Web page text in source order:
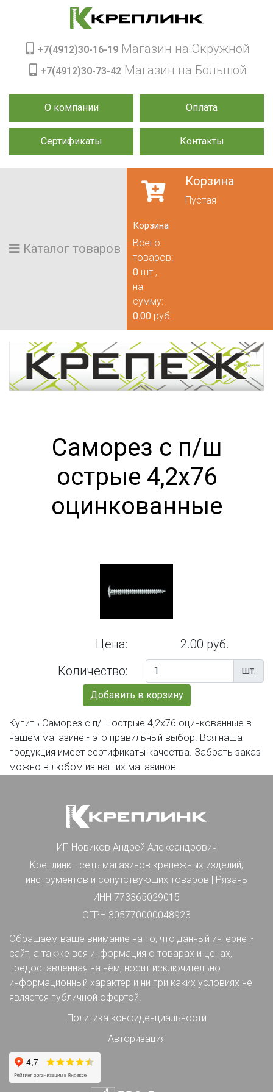
О компании Оплата
Сертификаты Контакты
+7(4912)30-16-19 Магазин на Окружной
+7(4912)30-73-42 Магазин на Большой
Каталог товаров
Корзина
Пустая
Корзина
Всего
товаров:
0 шт.,
на
сумму:
0.00 руб.
Саморез с п/ш
острые 4,2х76
оцинкованные
Цена:
2.00 руб.
Количество:
шт.
Добавить в корзину
Купить Саморез с п/ш острые 4,2х76 оцинкованные в
нашем магазине - это правильный выбор. Вся наша
продукция имеет сертификаты качества. Забрать заказ
можно в любом из наших магазинов.
ИП Новиков Андрей Александрович
Креплинк - сеть магазинов крепежных изделий,
инструментов и сопутствующих товаров | Рязань
ИНН 773365029015
ОГРН 305770000048923
Обращаем ваше внимание на то, что данный интернет-
сайт, а также вся информация о товарах и ценах,
предоставленная на нём, носит исключительно
информационный характер и ни при каких условиях не
является публичной офертой.
Политика конфиденциальности
Авторизация